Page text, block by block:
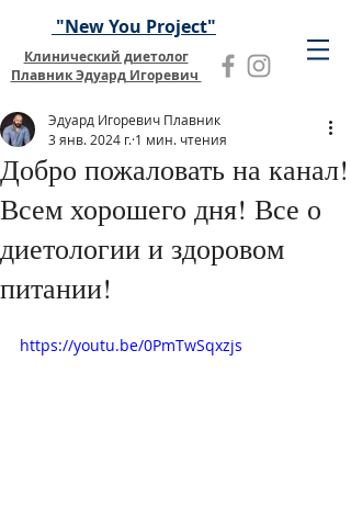
"New You Project"
Клинический диетолог
Плавник Эдуард Игоревич
Добро пожаловать на канал!
Всем хорошего дня! Все о
диетологии и здоровом
питании!
Эдуард Игоревич Плавник
3 янв. 2024 г. 1 мин. чтения
https://youtu.be/0PmTwSqxzjs